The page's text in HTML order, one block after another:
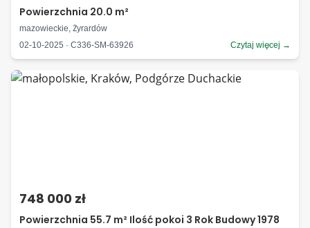
Powierzchnia 20.0 m²
mazowieckie, Żyrardów
02-10-2025 · C336-SM-63926
Czytaj więcej →
748 000 zł
Powierzchnia 55.7 m² Ilość pokoi 3 Rok Budowy 1978